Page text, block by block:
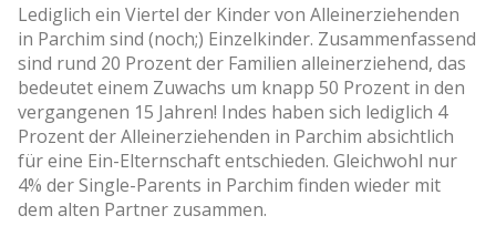
Lediglich ein Viertel der Kinder von Alleinerziehenden
in Parchim sind (noch;) Einzelkinder. Zusammenfassend
sind rund 20 Prozent der Familien alleinerziehend, das
bedeutet einem Zuwachs um knapp 50 Prozent in den
vergangenen 15 Jahren! Indes haben sich lediglich 4
Prozent der Alleinerziehenden in Parchim absichtlich
für eine Ein-Elternschaft entschieden. Gleichwohl nur
4% der Single-Parents in Parchim finden wieder mit
dem alten Partner zusammen.